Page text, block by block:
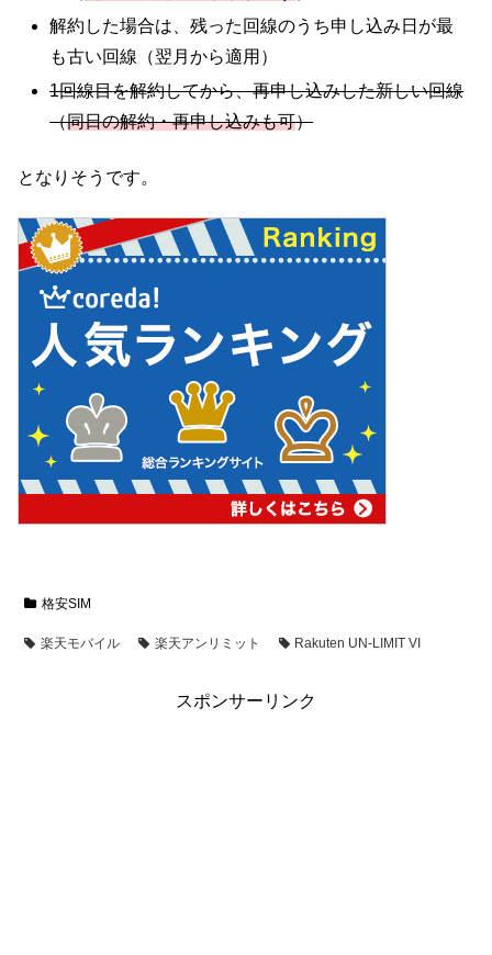
解約した場合は、残った回線のうち申し込み日が最
も古い回線（翌月から適用）
1回線目を解約してから、再申し込みした新しい回線
（同日の解約・再申し込みも可）
となりそうです。
格安SIM
楽天モバイル 楽天アンリミット Rakuten UN-LIMIT VI
スポンサーリンク